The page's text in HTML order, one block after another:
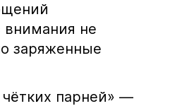
внимания не
заряженные
чётких парней» —